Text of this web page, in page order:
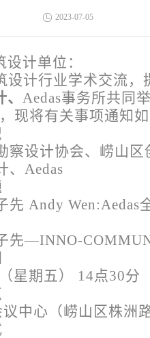
2023-07-05
计单位：
设计行业学术交流
Aedas事务所共同
现将有关事项通知
察设计协会、崂山
、Aedas
先 Andy
先—INNO-
星期五） 14点30分
中心（崂山区株洲